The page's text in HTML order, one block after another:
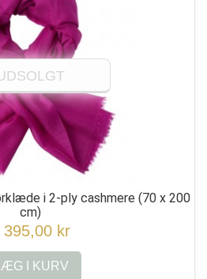
i 2-ply cashmere (70 x 200
cm)
395,00 kr
LÆG I KURV